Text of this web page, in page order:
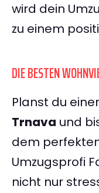
wird dein
zu einem
DIE BESTEN
Planst du
Trnava und
dem
Umzugsprofi
nicht nur